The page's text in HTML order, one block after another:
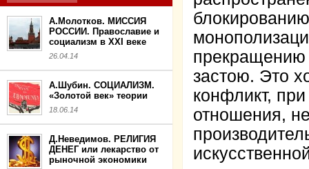
А.Молотков. МИССИЯ
РОССИИ. Православие и
социализм в XXI веке
26.04.14
А.Шубин. СОЦИАЛИЗМ.
«Золотой век» теории
18.06.14
Д.Неведимов. РЕЛИГИЯ
ДЕНЕГ или лекарство от
рыночной экономики
прекращению
застою. Это
конфликт,
отношения,